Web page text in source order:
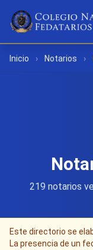
Inicio › Notarios ›
219 notarios
Este directorio se
La presencia de un